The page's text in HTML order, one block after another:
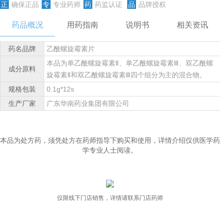
正 确保正品 专 专业药师 药 药监认证 品 品牌授权
药品概况 用药指南 说明书 相关资讯
药名品牌 乙酰螺旋霉素片
成分原料
本品为单乙酰螺旋霉素Ⅱ、单乙酰螺旋霉素Ⅲ、双乙酰螺
旋霉素Ⅱ和双乙酰螺旋霉素Ⅲ四个组分为主的混合物。
规格包装
0.1g*12s
生产厂家
广东华南药业集团有限公司
本品为处方药，须凭处方在药师指导下购买和使用，详情介绍仅供医学药
学专业人士阅读。
仅限线下门店销售，详情请联系门店药师